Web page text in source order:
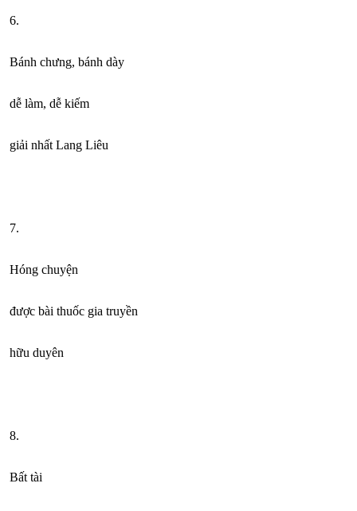
6.
Bánh chưng, bánh dày
dễ làm, dễ kiếm
giải nhất Lang Liêu
7.
Hóng chuyện
được bài thuốc gia truyền
hữu duyên
8.
Bất tài